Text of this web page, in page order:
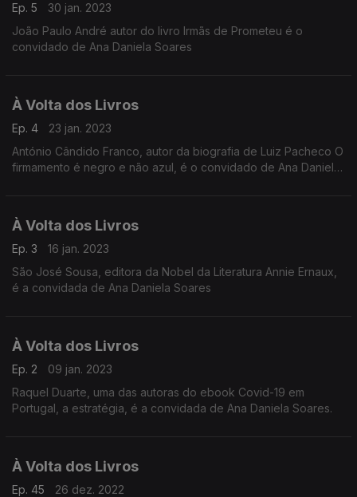
Ep. 5
30 jan. 2023
João Paulo André autor do livro Irmãs de Prometeu é o
convidado de Ana Daniela Soares
À Volta dos Livros
Ep. 4
23 jan. 2023
António Cândido Franco, autor da biografia de Luiz Pacheco O
firmamento é negro e não azul, é o convidado de Ana Daniela
À Volta dos Livros
Ep. 3
16 jan. 2023
São José Sousa, editora da Nobel da Literatura Annie Ernaux,
é a convidada de Ana Daniela Soares
À Volta dos Livros
Ep. 2
09 jan. 2023
Raquel Duarte, uma das autoras do ebook Covid-19 em
Portugal, a estratégia, é a convidada de Ana Daniela Soares.
À Volta dos Livros
Ep. 45
26 dez. 2022